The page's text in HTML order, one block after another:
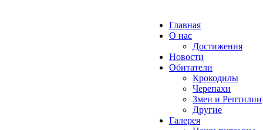
Главная
О нас
Достижения
Новости
Обитатели
Крокодилы
Черепахи
Змеи и Рептилии
Другие
Галерея